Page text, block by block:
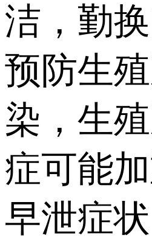
洁，勤换
预防生
染，生
症可能
早泄症